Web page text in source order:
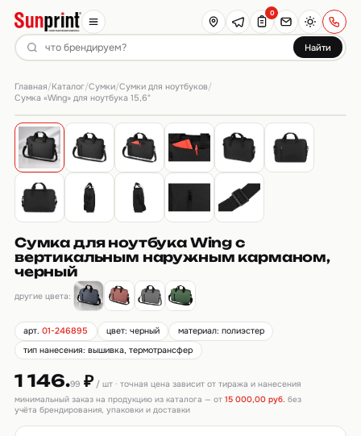
Найти
0
Главная/Каталог/Сумки/Сумки для ноутбуков/
Сумка «Wing» для ноутбука 15,6"
Сумка для ноутбука Wing с
вертикальным наружным карманом,
черный
другие цвета:
арт.01-246895 цвет: черный
материал: полиэстер
тип нанесения: вышивка, термотрансфер
1 146.99₽/ шт · точная цена зависит от тиража и нанесения
минимальный заказ на продукцию из каталога — от 15 000,00 руб. без
учёта брендирования, упаковки и доставки